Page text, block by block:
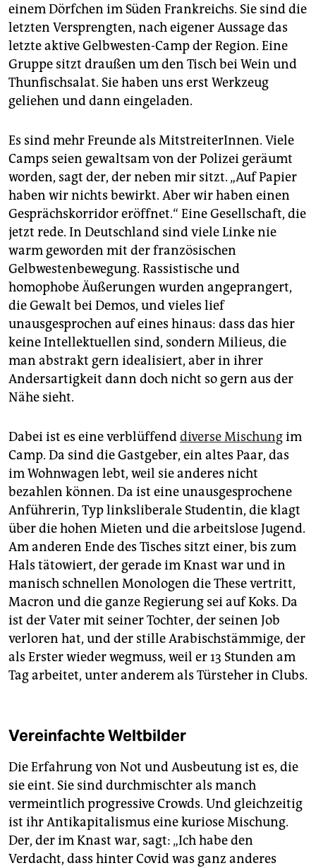
einem Dörfchen im Süden Frankreichs. Sie sind die
letzten Versprengten, nach eigener Aussage das
letzte aktive Gelbwesten-Camp der Region. Eine
Gruppe sitzt draußen um den Tisch bei Wein und
Thunfischsalat. Sie haben uns erst Werkzeug
geliehen und dann eingeladen.
Es sind mehr Freunde als MitstreiterInnen. Viele
Camps seien gewaltsam von der Polizei geräumt
worden, sagt der, der neben mir sitzt. „Auf Papier
haben wir nichts bewirkt. Aber wir haben einen
Gesprächskorridor eröffnet.“ Eine Gesellschaft, die
jetzt rede. In Deutschland sind viele Linke nie
warm geworden mit der französischen
Gelbwestenbewegung. Rassistische und
homophobe Äußerungen wurden angeprangert,
die Gewalt bei Demos, und vieles lief
unausgesprochen auf eines hinaus: dass das hier
keine Intellektuellen sind, sondern Milieus, die
man abstrakt gern idealisiert, aber in ihrer
Andersartigkeit dann doch nicht so gern aus der
Nähe sieht.
Dabei ist es eine verblüffenddiverse Mischungim
Camp. Da sind die Gastgeber, ein altes Paar, das
im Wohnwagen lebt, weil sie anderes nicht
bezahlen können. Da ist eine unausgesprochene
Anführerin, Typ linksliberale Studentin, die klagt
über die hohen Mieten und die arbeitslose Jugend.
Am anderen Ende des Tisches sitzt einer, bis zum
Hals tätowiert, der gerade im Knast war und in
manisch schnellen Monologen die These vertritt,
Macron und die ganze Regierung sei auf Koks. Da
ist der Vater mit seiner Tochter, der seinen Job
verloren hat, und der stille Arabischstämmige, der
als Erster wieder wegmuss, weil er 13 Stunden am
Tag arbeitet, unter anderem als Türsteher in Clubs.
Vereinfachte Weltbilder
Die Erfahrung von Not und Ausbeutung ist es, die
sie eint. Sie sind durchmischter als manch
vermeintlich progressive Crowds. Und gleichzeitig
ist ihr Antikapitalismus eine kuriose Mischung.
Der, der im Knast war, sagt: „Ich habe den
Verdacht, dass hinter Covid was ganz anderes